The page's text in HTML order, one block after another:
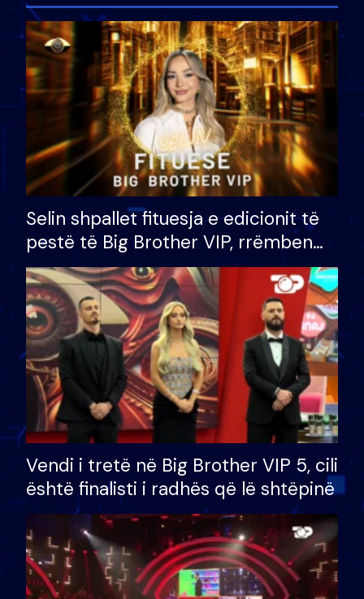
Selin shpallet fituesja e edicionit të
pestë të Big Brother VIP, rrëmben
çmimin e madh prej 100 mijë eurosh
Vendi i tretë në Big Brother VIP 5, cili
është finalisti i radhës që lë shtëpinë